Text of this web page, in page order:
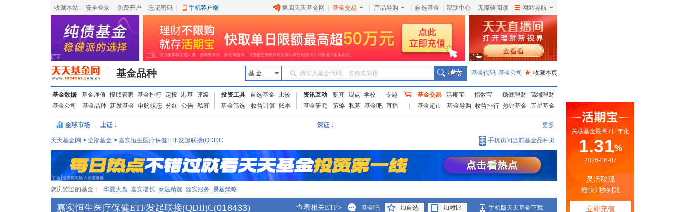
收藏本站 安全登录 免费开户 忘记密码 手机客户端 返回天天基金网 基金交易 产品导购 自选基金 帮助中心 无障碍阅读 网站导航
基金品种 基 金 请输入基金代码、名称或简拼 基金代码 基金公司 ★ 收藏本页
基金数据 基金净值 投顾管家 基金排行 定投 港基 评级
基金公司
基金品种 新发基金 申购状态 分红 公告 私募
投资工具 自选基金
比较
基金筛选
收益计算 账本
资讯互动 要闻 观点 学校
专题
基金研究
策略 私募 基金吧 直播
基金交易 活期宝 指数宝 稳健理财 高端理财
基金超市
基金导购 收益排行 热销基金 五星基金
全球市场 上证： 深证： 更多
天天基金网 > 全部基金 > 嘉实恒生医疗保健ETF发起联接(QDII)C 手机访问当前基金品种页
您浏览过的基金： 华夏大盘 嘉实增长 泰达精选 嘉实服务 易基策略
嘉实恒生医疗保健ETF发起联接(QDII)C(018433) 查看相关ETF> 基金吧 加自选 加对比 手机版天天基金下载